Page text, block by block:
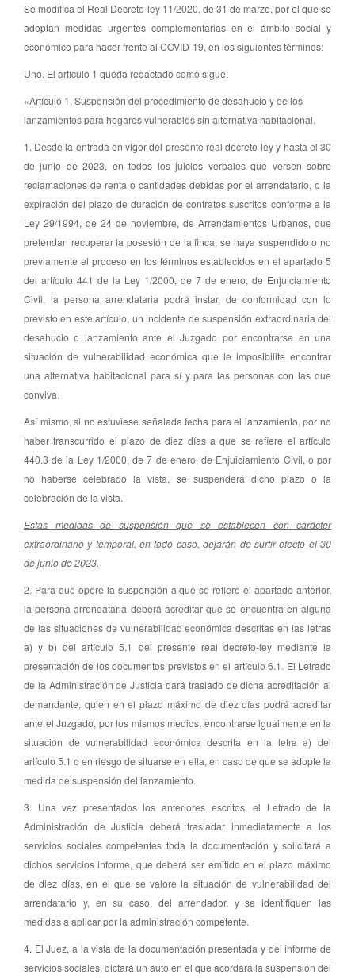
Se modifica el Real Decreto-ley 11/2020, de 31 de marzo, por el que se
adoptan medidas urgentes complementarias en el ámbito social y
económico para hacer frente al COVID-19, en los siguientes términos:
Uno. El artículo 1 queda redactado como sigue:
«Artículo 1. Suspensión del procedimiento de desahucio y de los
lanzamientos para hogares vulnerables sin alternativa habitacional.
1. Desde la entrada en vigor del presente real decreto-ley y hasta el 30
de junio de 2023, en todos los juicios verbales que versen sobre
reclamaciones de renta o cantidades debidas por el arrendatario, o la
expiración del plazo de duración de contratos suscritos conforme a la
Ley 29/1994, de 24 de noviembre, de Arrendamientos Urbanos, que
pretendan recuperar la posesión de la finca, se haya suspendido o no
previamente el proceso en los términos establecidos en el apartado 5
del artículo 441 de la Ley 1/2000, de 7 de enero, de Enjuiciamiento
Civil, la persona arrendataria podrá instar, de conformidad con lo
previsto en este artículo, un incidente de suspensión extraordinaria del
desahucio o lanzamiento ante el Juzgado por encontrarse en una
situación de vulnerabilidad económica que le imposibilite encontrar
una alternativa habitacional para sí y para las personas con las que
conviva.
Así mismo, si no estuviese señalada fecha para el lanzamiento, por no
haber transcurrido el plazo de diez días a que se refiere el artículo
440.3 de la Ley 1/2000, de 7 de enero, de Enjuiciamiento Civil, o por
no haberse celebrado la vista, se suspenderá dicho plazo o la
celebración de la vista.
Estas medidas de suspensión que se establecen con carácter
extraordinario y temporal, en todo caso, dejarán de surtir efecto el 30
de junio de 2023.
2. Para que opere la suspensión a que se refiere el apartado anterior,
la persona arrendataria deberá acreditar que se encuentra en alguna
de las situaciones de vulnerabilidad económica descritas en las letras
a) y b) del artículo 5.1 del presente real decreto-ley mediante la
presentación de los documentos previstos en el artículo 6.1. El Letrado
de la Administración de Justicia dará traslado de dicha acreditación al
demandante, quien en el plazo máximo de diez días podrá acreditar
ante el Juzgado, por los mismos medios, encontrarse igualmente en la
situación de vulnerabilidad económica descrita en la letra a) del
artículo 5.1 o en riesgo de situarse en ella, en caso de que se adopte la
medida de suspensión del lanzamiento.
3. Una vez presentados los anteriores escritos, el Letrado de la
Administración de Justicia deberá trasladar inmediatamente a los
servicios sociales competentes toda la documentación y solicitará a
dichos servicios informe, que deberá ser emitido en el plazo máximo
de diez días, en el que se valore la situación de vulnerabilidad del
arrendatario y, en su caso, del arrendador, y se identifiquen las
medidas a aplicar por la administración competente.
4. El Juez, a la vista de la documentación presentada y del informe de
servicios sociales, dictará un auto en el que acordará la suspensión del